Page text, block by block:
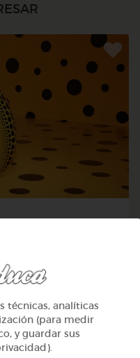
técnicas, analíticas
(para medir
y guardar sus